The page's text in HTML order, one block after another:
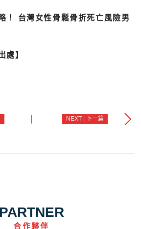
！ 台灣女性骨鬆骨折死亡風險男
處】
NEXT | 下一篇
PARTNER
合作夥伴